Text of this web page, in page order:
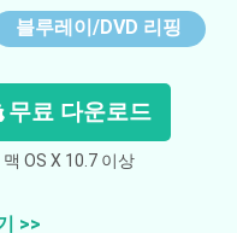
블루레이/DVD 리핑
무료 다운로드
맥 OS X 10.7 이상
>>